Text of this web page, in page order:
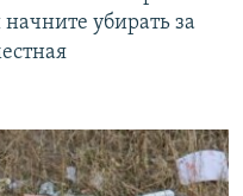
убирать за